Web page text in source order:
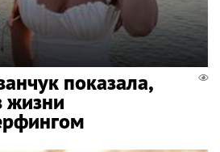
показала,
жизни